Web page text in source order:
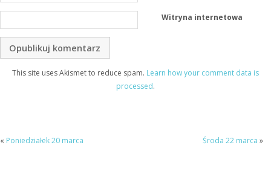
Witryna internetowa
This site uses Akismet to reduce spam. Learn how your comment data is
processed.
« Poniedziałek 20 marca Środa 22 marca »